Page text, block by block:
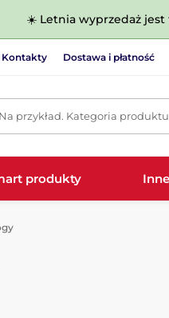
☀️ Letnia wyprzedaż jest
Kontakty Dostawa i płatność
Na przykład. Kategoria produktu
produkty Inne